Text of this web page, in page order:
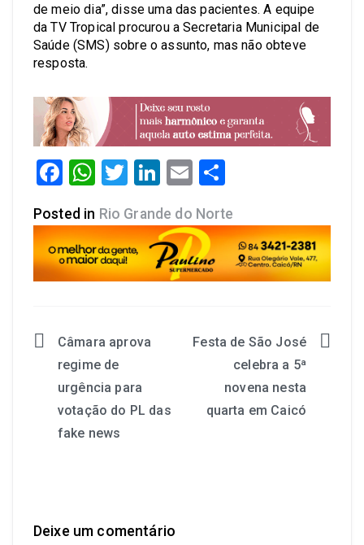
de meio dia”, disse uma das pacientes. A equipe
da TV Tropical procurou a Secretaria Municipal de
Saúde (SMS) sobre o assunto, mas não obteve
resposta.
Facebook
WhatsApp
Twitter
LinkedIn
Email
Posted in Rio Grande do Norte
Câmara aprova
regime de
urgência para
votação do PL das
fake news
Festa de São José
celebra a 5ª
novena nesta
quarta em Caicó
Deixe um comentário